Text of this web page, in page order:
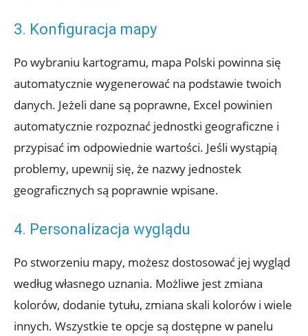
3. Konfiguracja mapy
Po wybraniu kartogramu, mapa Polski powinna się
automatycznie wygenerować na podstawie twoich
danych. Jeżeli dane są poprawne, Excel powinien
automatycznie rozpoznać jednostki geograficzne i
przypisać im odpowiednie wartości. Jeśli wystąpią
problemy, upewnij się, że nazwy jednostek
geograficznych są poprawnie wpisane.
4. Personalizacja wyglądu
Po stworzeniu mapy, możesz dostosować jej wygląd
według własnego uznania. Możliwe jest zmiana
kolorów, dodanie tytułu, zmiana skali kolorów i wiele
innych. Wszystkie te opcje są dostępne w panelu